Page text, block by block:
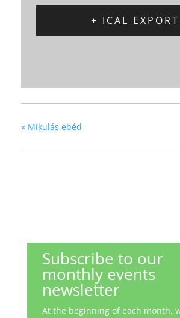
+ ICAL EXPORT
« Mikulás ebéd
Subscribe to our
monthly events
newsletter
At the beginning of each month,